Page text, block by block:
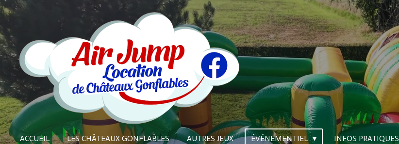
Passer
contenu
principal
ACCUEIL LES CHÂTEAUX GONFLABLES AUTRES JEUX ÉVÉNEMENTIEL INFOS PRATIQUES